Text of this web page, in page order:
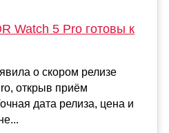
Watch 5 Pro готовы к
о скором релизе
открыв приём
дата релиза, цена и